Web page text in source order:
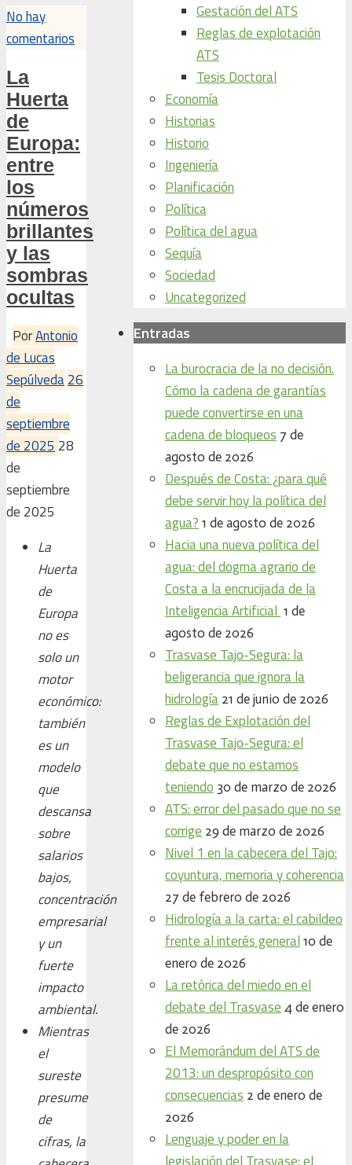
No hay
comentarios
La
Huerta
de
Europa:
entre
los
números
brillantes
y las
sombras
ocultas
PorAntonio
de Lucas
Sepúlveda26
de
septiembre
de 2025 28
de
septiembre
de 2025
La
Huerta
de
Europa
no es
solo un
motor
económico:
también
es un
modelo
que
descansa
sobre
salarios
bajos,
concentración
empresarial
y un
fuerte
impacto
ambiental.
Mientras
el
sureste
presume
de
cifras, la
Gestación del ATS
Reglas de explotación
ATS
Tesis Doctoral
Economía
Historias
Historio
Ingeniería
Planificación
Política
Política del agua
Sequía
Sociedad
Uncategorized
Entradas
La burocracia de la no decisión.
Cómo la cadena de garantías
puede convertirse en una
cadena de bloqueos 7 de
agosto de 2026
Después de Costa: ¿para qué
debe servir hoy la política del
agua? 1 de agosto de 2026
Hacia una nueva política del
agua: del dogma agrario de
Costa a la encrucijada de la
Inteligencia Artificial 1 de
agosto de 2026
Trasvase Tajo-Segura: la
beligerancia que ignora la
hidrología 21 de junio de 2026
Reglas de Explotación del
Trasvase Tajo-Segura: el
debate que no estamos
teniendo 30 de marzo de 2026
ATS: error del pasado que no se
corrige 29 de marzo de 2026
Nivel 1 en la cabecera del Tajo:
coyuntura, memoria y coherencia
27 de febrero de 2026
Hidrología a la carta: el cabildeo
frente al interés general 10 de
enero de 2026
La retórica del miedo en el
debate del Trasvase 4 de enero
de 2026
El Memorándum del ATS de
2013: un despropósito con
consecuencias 2 de enero de
2026
Lenguaje y poder en la